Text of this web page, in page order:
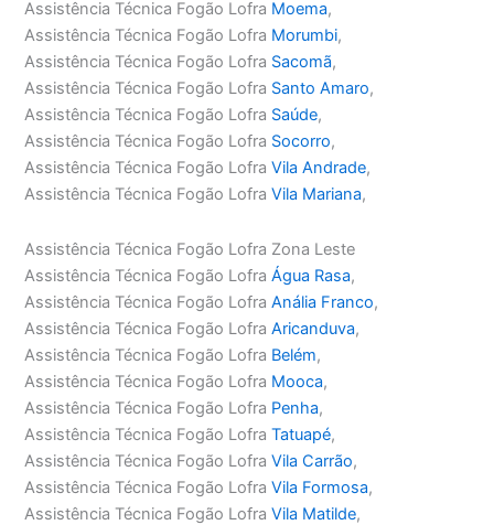
Assistência Técnica Fogão Lofra Moema,
Assistência Técnica Fogão Lofra Morumbi,
Assistência Técnica Fogão Lofra Sacomã,
Assistência Técnica Fogão Lofra Santo Amaro,
Assistência Técnica Fogão Lofra Saúde,
Assistência Técnica Fogão Lofra Socorro,
Assistência Técnica Fogão LofraVila Andrade,
Assistência Técnica Fogão LofraVila Mariana,
Assistência Técnica Fogão Lofra Zona Leste
Assistência Técnica Fogão LofraÁgua Rasa,
Assistência Técnica Fogão LofraAnália Franco,
Assistência Técnica Fogão LofraAricanduva,
Assistência Técnica Fogão Lofra Belém,
Assistência Técnica Fogão Lofra Mooca,
Assistência Técnica Fogão Lofra Penha,
Assistência Técnica Fogão LofraTatuapé,
Assistência Técnica Fogão LofraVila Carrão,
Assistência Técnica Fogão LofraVila Formosa,
Assistência Técnica Fogão LofraVila Matilde,